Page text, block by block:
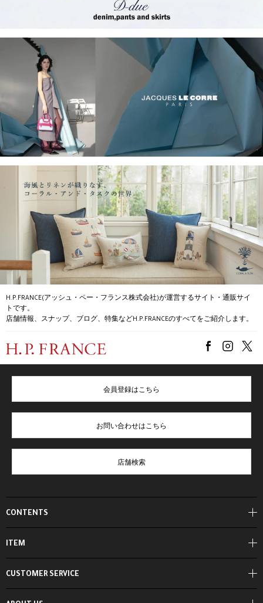
H.P.FRANCE(アッシュ・ペー・フランス株式会社)が運営するサイト・通販サイ
トです。
店舗情報、スナップ、ブログ、特集などH.P.FRANCEのすべてをご紹介します。
CONTENTS
ITEM
会員登録はこちら
お問い合わせはこちら
店舗検索
CUSTOMER SERVICE